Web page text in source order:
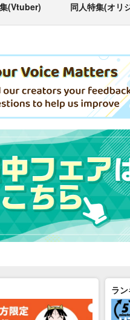
(Vtuber) 同人特集(オリ
ラ